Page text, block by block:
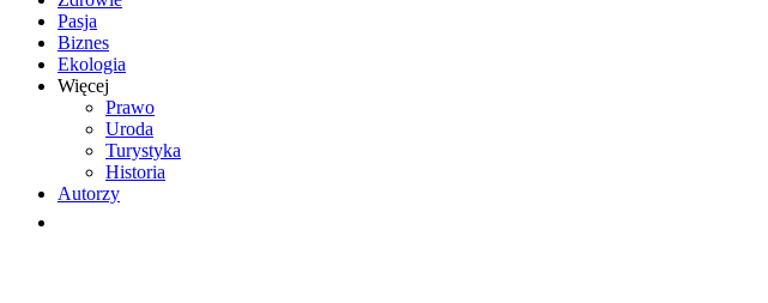
Pasja
Biznes
Ekologia
Więcej
Prawo
Uroda
Turystyka
Historia
Autorzy